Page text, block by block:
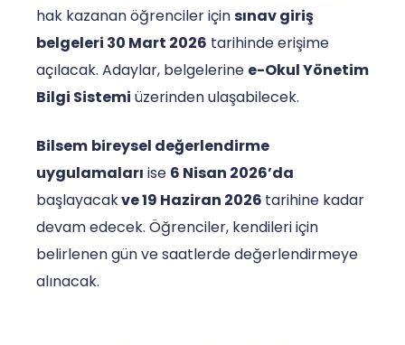
hak kazanan öğrenciler içinsınav giriş
belgeleri 30 Mart 2026 tarihinde erişime
açılacak. Adaylar, belgelerine e-Okul Yönetim
Bilgi Sistemi üzerinden ulaşabilecek.
Bilsem bireysel değerlendirme
uygulamaları ise 6 Nisan 2026’da
başlayacakve 19 Haziran 2026 tarihine kadar
devam edecek. Öğrenciler, kendileri için
belirlenen gün ve saatlerde değerlendirmeye
alınacak.